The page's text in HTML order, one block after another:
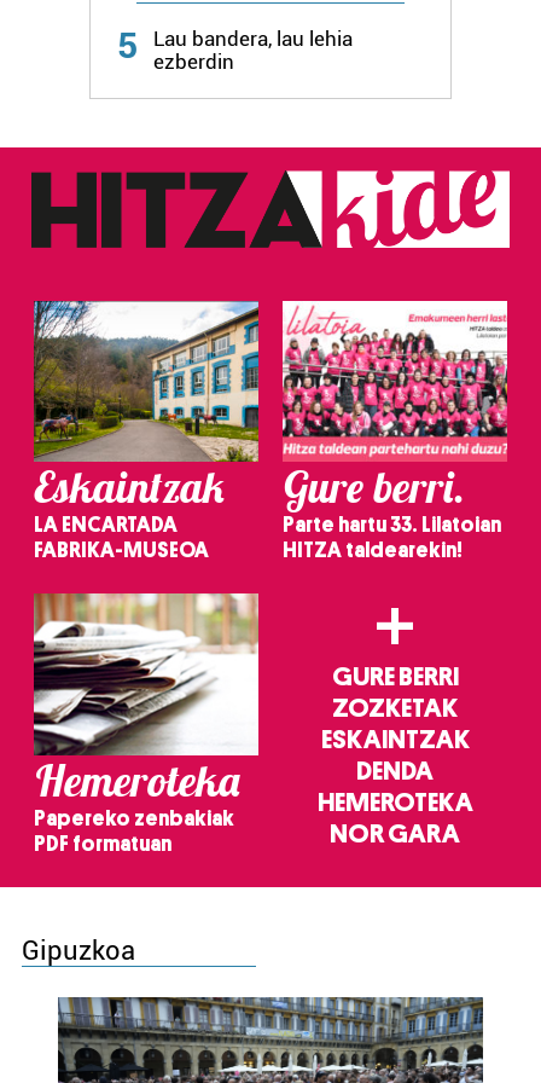
5
Lau bandera, lau lehia
ezberdin
Eskaintzak
LA ENCARTADA
FABRIKA-MUSEOA
Gure berri.
Parte hartu 33. Lilatoian
HITZA taldearekin!
Hemeroteka
Papereko zenbakiak
PDF formatuan
+
GURE BERRI
ZOZKETAK
ESKAINTZAK
DENDA
HEMEROTEKA
NOR GARA
Gipuzkoa